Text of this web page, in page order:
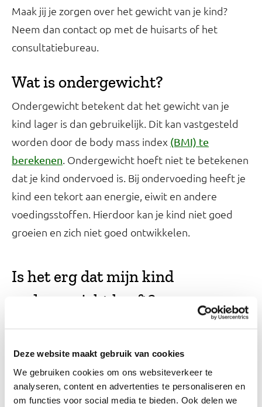
Deze website maakt gebruik van cookies
We gebruiken cookies om ons websiteverkeer te
analyseren, content en advertenties te personaliseren en
om functies voor social media te bieden. Ook delen we
Maak jij je zorgen over het gewicht van je kind?
Neem dan contact op met de huisarts of het
consultatiebureau.
Wat is ondergewicht?
Ondergewicht betekent dat het gewicht van je
kind lager is dan gebruikelijk. Dit kan vastgesteld
worden door de body mass index (BMI) te
berekenen. Ondergewicht hoeft niet te betekenen
dat je kind ondervoed is. Bij ondervoeding heeft je
kind een tekort aan energie, eiwit en andere
voedingsstoffen. Hierdoor kan je kind niet goed
groeien en zich niet goed ontwikkelen.
Is het erg dat mijn kind
ondergewicht heeft?
Ondergewicht hoeft niet altijd erg te zijn. Een kind
vergeleken met leeftijdsgenoten die ongeveer
even lang zijn. Wanneer je kind goed groeit en
genoeg energie heeft is er vaak niets aan de hand.